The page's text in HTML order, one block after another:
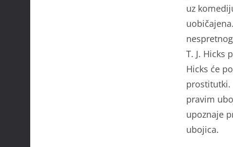
uz
T. J. Hicks
Hicks će
prostitutki.
pravim
upoznaje
ubojica.